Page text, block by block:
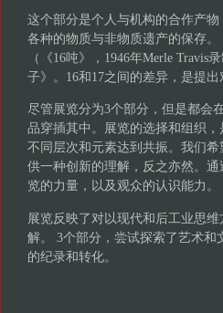
这个部分是个人与机构的合作产
各种的物质与非物质遗产的保存
（《16吨》，1946年Merle
子》。16和17之间的差异，是提
尽管展览分为3个部分，但是都会
品穿插其中。展览的选择和组织
不同层次和元素达到共振。我们
供一种创新的理解，反之亦然。
览的力量，以及观众的认识能力。
展览反映了对以现代和后工业思
解。 3个部分，尝试探索了艺术
的纪录和转化。